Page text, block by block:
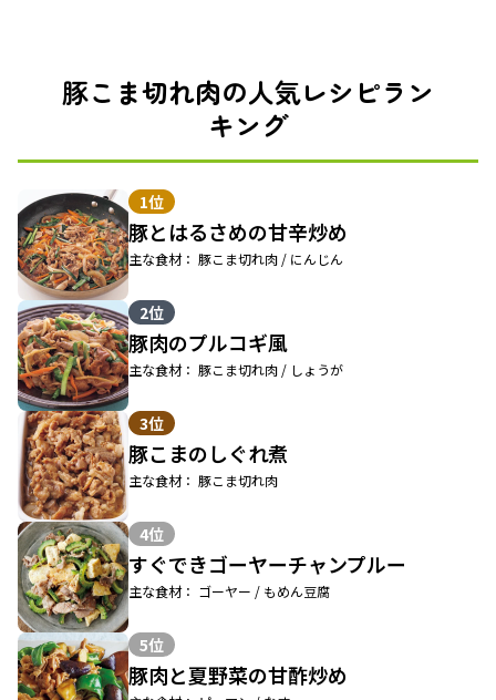
豚こま切れ肉の人気レシピラン
キング
1位
豚とはるさめの甘辛炒め
主な食材： 豚こま切れ肉 / にんじん
2位
豚肉のプルコギ風
主な食材： 豚こま切れ肉 / しょうが
3位
豚こまのしぐれ煮
主な食材： 豚こま切れ肉
4位
すぐできゴーヤーチャンプルー
主な食材： ゴーヤー / もめん豆腐
5位
豚肉と夏野菜の甘酢炒め